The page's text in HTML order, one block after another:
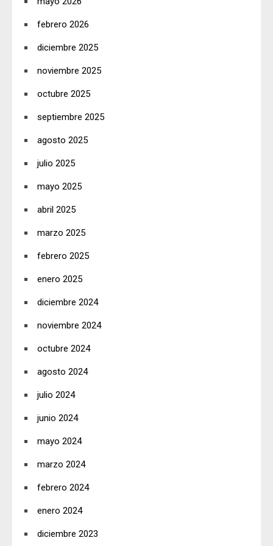
febrero 2026
diciembre 2025
noviembre 2025
octubre 2025
septiembre 2025
agosto 2025
julio 2025
mayo 2025
abril 2025
marzo 2025
febrero 2025
enero 2025
diciembre 2024
noviembre 2024
octubre 2024
agosto 2024
julio 2024
junio 2024
mayo 2024
marzo 2024
febrero 2024
enero 2024
diciembre 2023